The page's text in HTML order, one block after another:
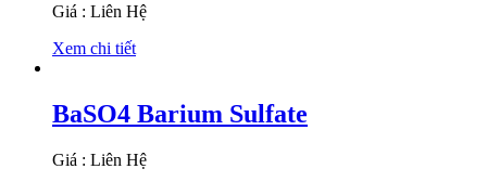
Giá : Liên Hệ
Xem chi tiết
BaSO4 Barium Sulfate
Giá : Liên Hệ